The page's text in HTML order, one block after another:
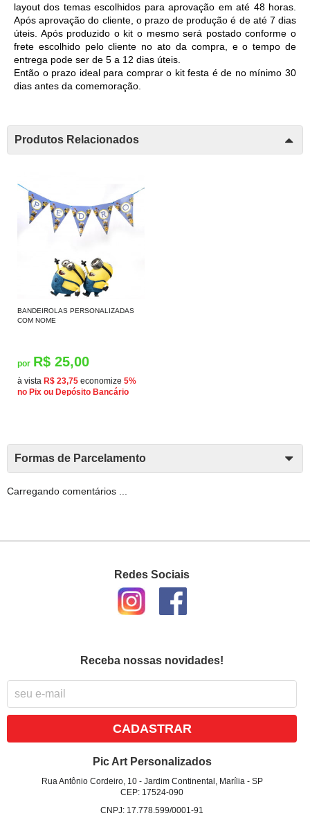
layout dos temas escolhidos para aprovação em até 48 horas.
Após aprovação do cliente, o prazo de produção é de até 7 dias
úteis. Após produzido o kit o mesmo será postado conforme o
frete escolhido pelo cliente no ato da compra, e o tempo de
entrega pode ser de 5 a 12 dias úteis.
Então o prazo ideal para comprar o kit festa é de no mínimo 30
dias antes da comemoração.
Produtos Relacionados
BANDEIROLAS PERSONALIZADAS
COM NOME
por R$ 25,00
à vista R$ 23,75 economize 5%
no Pix ou Depósito Bancário
Formas de Parcelamento
Carregando comentários ...
Redes Sociais
Receba nossas novidades!
CADASTRAR
Pic Art Personalizados
Rua Antônio Cordeiro, 10- Jardim Continental, Marília- SP
CEP: 17524-090
CNPJ: 17.778.599/0001-91